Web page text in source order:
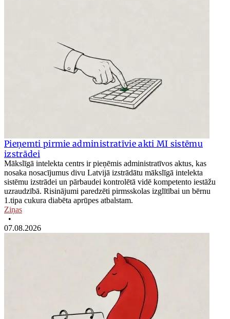
Pieņemti pirmie administratīvie akti MI sistēmu
izstrādei
Mākslīgā intelekta centrs ir pieņēmis administratīvos aktus, kas
nosaka nosacījumus divu Latvijā izstrādātu mākslīgā intelekta
sistēmu izstrādei un pārbaudei kontrolētā vidē kompetento iestāžu
uzraudzībā. Risinājumi paredzēti pirmsskolas izglītībai un bērnu
1.tipa cukura diabēta aprūpes atbalstam.
Ziņas
•
07.08.2026